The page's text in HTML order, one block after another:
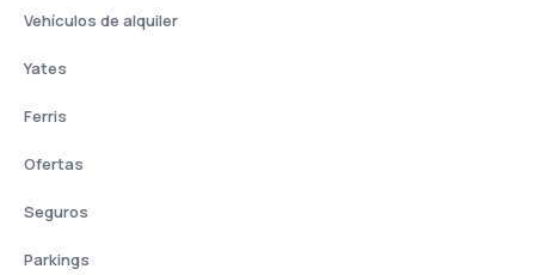
Vehículos de alquiler
Yates
Ferris
Ofertas
Seguros
Parkings